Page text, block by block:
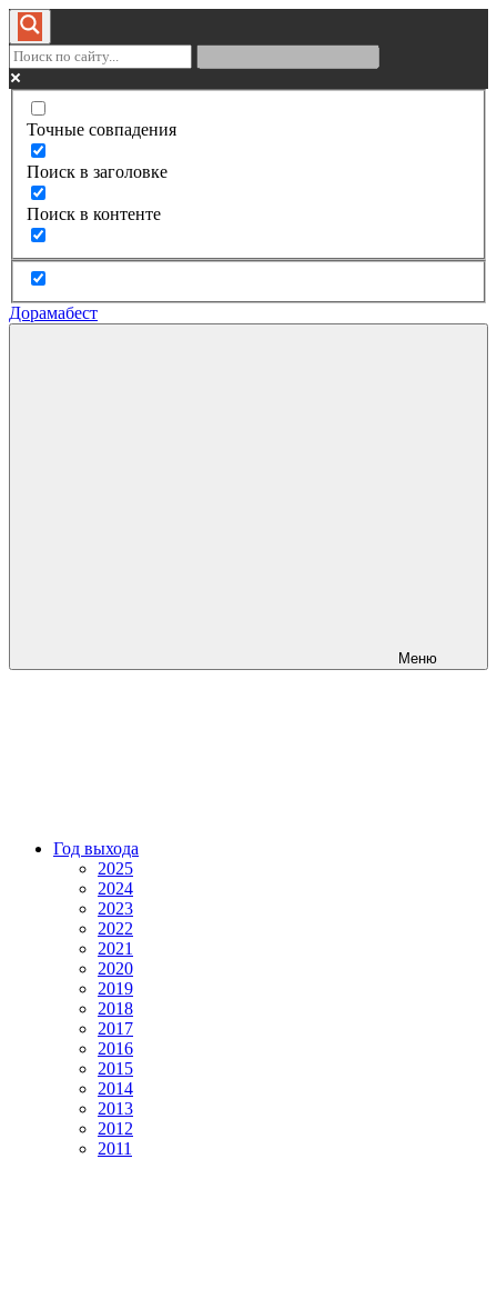
Точные совпадения
Поиск в заголовке
Поиск в контенте
Дорамабест
Меню
Год выхода
2025
2024
2023
2022
2021
2020
2019
2018
2017
2016
2015
2014
2013
2012
2011